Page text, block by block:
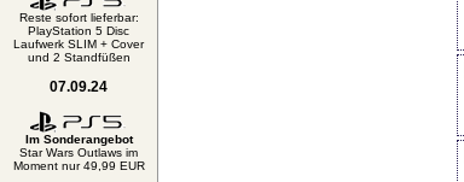
Reste sofort lieferbar:
PlayStation 5 Disc
Laufwerk SLIM + Cover
und 2 Standfüßen
07.09.24
Im Sonderangebot
Star Wars Outlaws im
Moment nur 49,99 EUR